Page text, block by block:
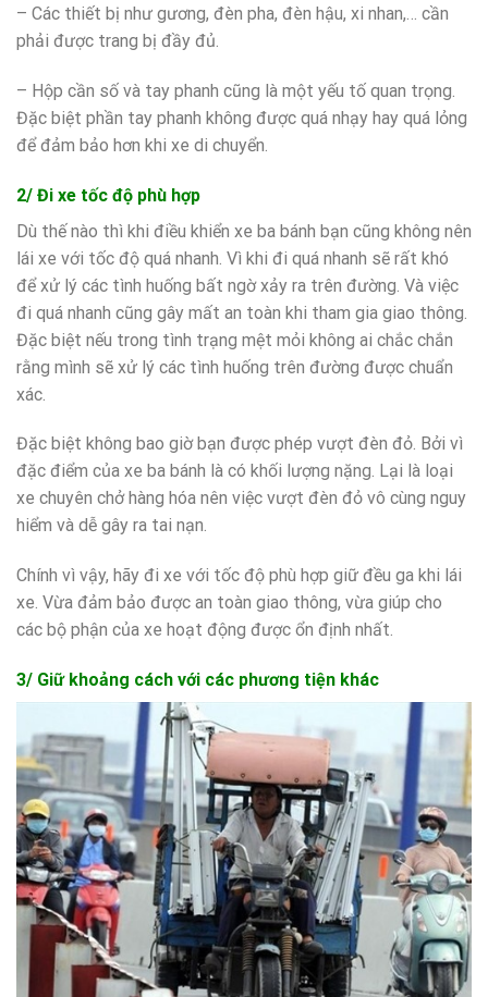
– Các thiết bị như gương, đèn pha, đèn hậu, xi nhan,… cần
phải được trang bị đầy đủ.
– Hộp cần số và tay phanh cũng là một yếu tố quan trọng.
Đặc biệt phần tay phanh không được quá nhạy hay quá lỏng
để đảm bảo hơn khi xe di chuyển.
2/ Đi xe tốc độ phù hợp
Dù thế nào thì khi điều khiển xe ba bánh bạn cũng không nên
lái xe với tốc độ quá nhanh. Vì khi đi quá nhanh sẽ rất khó
để xử lý các tình huống bất ngờ xảy ra trên đường. Và việc
đi quá nhanh cũng gây mất an toàn khi tham gia giao thông.
Đặc biệt nếu trong tình trạng mệt mỏi không ai chắc chắn
rằng mình sẽ xử lý các tình huống trên đường được chuẩn
xác.
Đặc biệt không bao giờ bạn được phép vượt đèn đỏ. Bởi vì
đặc điểm của xe ba bánh là có khối lượng nặng. Lại là loại
xe chuyên chở hàng hóa nên việc vượt đèn đỏ vô cùng nguy
hiểm và dễ gây ra tai nạn.
Chính vì vậy, hãy đi xe với tốc độ phù hợp giữ đều ga khi lái
xe. Vừa đảm bảo được an toàn giao thông, vừa giúp cho
các bộ phận của xe hoạt động được ổn định nhất.
3/ Giữ khoảng cách với các phương tiện khác